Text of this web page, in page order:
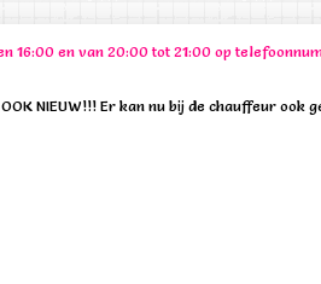
16:00 en van 20:00 tot 21:00 op
OOK NIEUW!!! Er kan nu bij de chauffeur ook